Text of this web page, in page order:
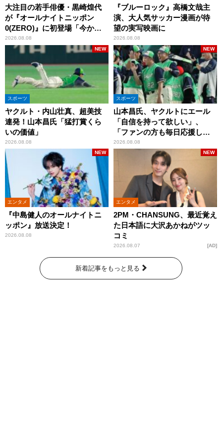
大注目の若手俳優・黒崎煌代
が『オールナイトニッポン
0(ZERO)』に初登場「今から
とてもワクワクしておりま
す！」
2026.08.08
『ブルーロック』高橋文哉主
演、大人気サッカー漫画が待
望の実写映画に
2026.08.08
スポーツ
ヤクルト・内山壮真、超美技
連発！山本昌氏「猛打賞くら
いの価値」
2026.08.08
NEW
スポーツ
山本昌氏、ヤクルトにエール
「自信を持って欲しい」、
「ファンの方も毎日応援して
くれています」
2026.08.08
NEW
エンタメ
『中島健人のオールナイトニ
ッポン』放送決定！
2026.08.08
NEW
エンタメ
2PM・CHANSUNG、最近覚え
た日本語に大沢あかねがツッ
コミ
2026.08.07
NEW
AD
新着記事をもっと見る